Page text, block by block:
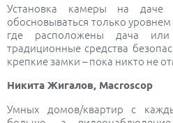
Установка камеры на
обосновываться только
где расположены дача
традиционные средства
крепкие замки – пока никто не
Никита Жигалов, Macroscop
Умных домов/квартир с